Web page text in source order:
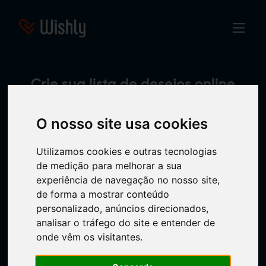
O nosso site usa cookies
Utilizamos cookies e outras tecnologias
de medição para melhorar a sua
experiência de navegação no nosso site,
de forma a mostrar conteúdo
personalizado, anúncios direcionados,
analisar o tráfego do site e entender de
onde vêm os visitantes.
Crie sua lista de desejos online
Crie sua lista de desejos